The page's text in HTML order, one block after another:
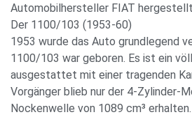
Automobilhersteller FIAT
Der 1100/103 (1953-60)
1953 wurde das Auto grundlegend
1100/103 war geboren. Es ist ein
ausgestattet mit einer tragenden
Vorgänger blieb nur der 4-Zylinder-
Nockenwelle von 1089 cm³